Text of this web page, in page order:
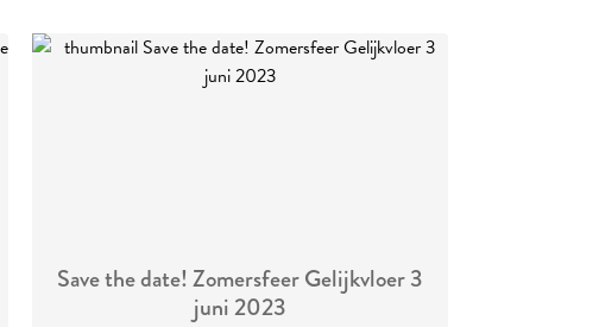
Save the date! Zomersfeer Gelijkvloer 3
juni 2023